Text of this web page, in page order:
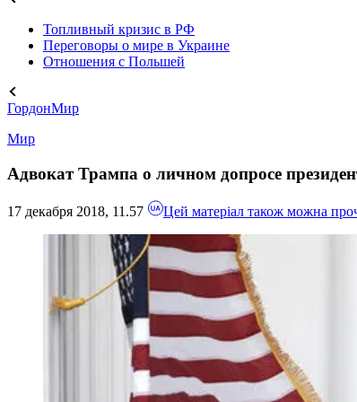
Топливный кризис в РФ
Переговоры о мире в Украине
Отношения с Польшей
ГордонМир
Мир
Адвокат Трампа о личном допросе
17 декабря 2018, 11.57 Цей матеріал також можна